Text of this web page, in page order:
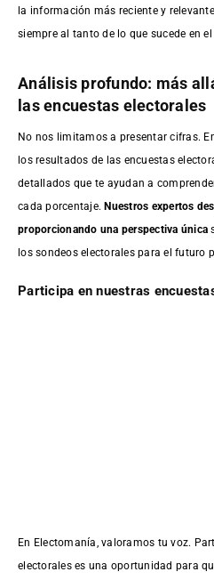
la información más reciente y
siempre al tanto de lo que sucede en
Análisis profundo: más
las encuestas electorales
No nos limitamos a presentar cifras.
los resultados de las encuestas
detallados que te ayudan a
cada porcentaje.Nuestros expertos
proporcionando una perspectiva única
los sondeos electorales para el futuro
Participa en nuestras
En Electomanía, valoramos tu voz.
electorales es una oportunidad para